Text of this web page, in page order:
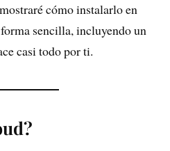
cómo instalarlo en
sencilla, incluyendo un
casi todo por ti.